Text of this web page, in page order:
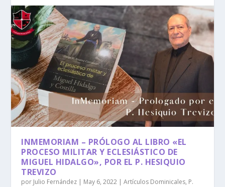
INMEMORIAM – PRÓLOGO AL LIBRO «EL
PROCESO MILITAR Y ECLESIÁSTICO DE
MIGUEL HIDALGO», POR EL P. HESIQUIO
TREVIZO
por Julio Fernández | May 6, 2022 |Artículos Dominicales, P.